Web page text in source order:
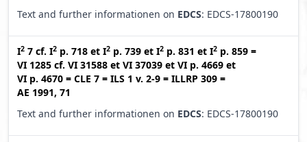
Text and further informationen on EDCS: EDCS-17800190
I2 7 cf. I2 p. 718 et I2 p. 739 et I2 p. 831 et I2 p. 859 =
VI 1285 cf. VI 31588 et VI 37039 et VI p. 4669 et
VI p. 4670 = CLE 7 = ILS 1 v. 2-9 = ILLRP 309 =
AE 1991, 71
Text and further informationen on EDCS: EDCS-17800190